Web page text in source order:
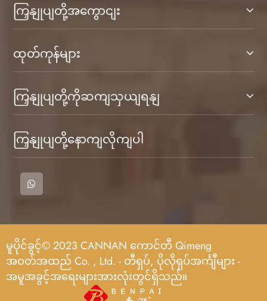
ကြှနျုပျတို့အကွောငျး
ထုတ်ကုန်များ
ကြှနျုပျတို့ကိုဆကျသှယျရနျ
ကြှနျုပျတို့နောကျလိုကျပါ
မူပိုင်ခွင့်© 2023 CANNAN ကောင်တီ Qimeng
အဝတ်အထည် Co. , Ltd. - တီရှပ်, ပိုလိုရှပ်အင်္ကျီများ -
အမူအခွင့်အရေးများအားလုံးတွင်ရှိသည်။